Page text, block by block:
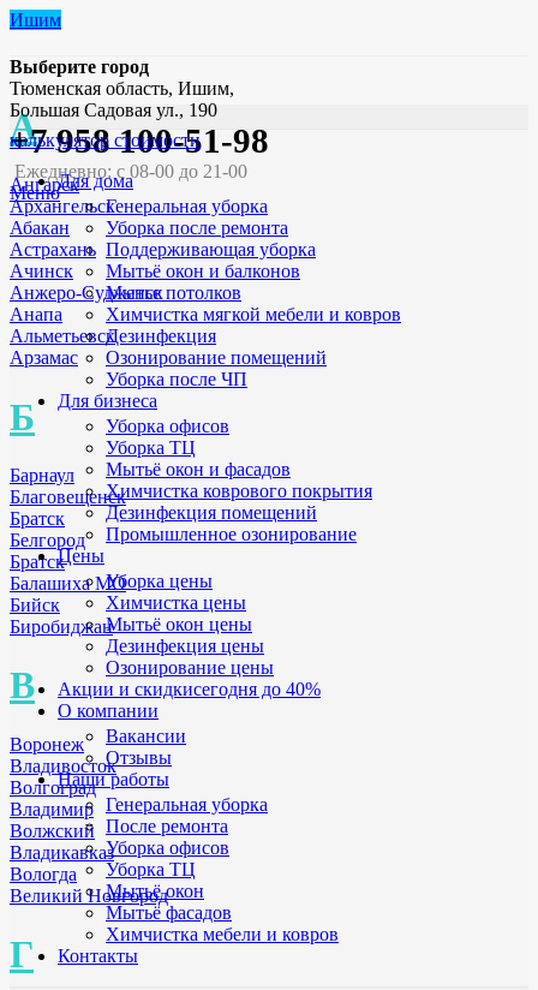
Ишим
Выберите город
А
Ангарск
Архангельск
Абакан
Астрахань
Ачинск
Анжеро-Судженск
Анапа
Альметьевск
Арзамас
Б
Барнаул
Благовещенск
Братск
Белгород
Братск
Балашиха МО
Бийск
Биробиджан
В
Воронеж
Владивосток
Волгоград
Владимир
Волжский
Владикавказ
Вологда
Великий Новгород
Г
Тюменская область, Ишим,
Большая Садовая ул., 190
+7 958 100-51-98
Ежедневно: с 08-00 до 21-00
Меню
калькулятор стоимости
Для дома
Генеральная уборка
Уборка после ремонта
Поддерживающая уборка
Мытьё окон и балконов
Мытье потолков
Химчистка мягкой мебели и ковров
Дезинфекция
Озонирование помещений
Уборка после ЧП
Для бизнеса
Уборка офисов
Уборка ТЦ
Мытьё окон и фасадов
Химчистка коврового покрытия
Дезинфекция помещений
Промышленное озонирование
Цены
Уборка цены
Химчистка цены
Мытьё окон цены
Дезинфекция цены
Озонирование цены
Акции и скидкисегодня до 40%
О компании
Вакансии
Отзывы
Наши работы
Генеральная уборка
После ремонта
Уборка офисов
Уборка ТЦ
Мытьё окон
Мытьё фасадов
Химчистка мебели и ковров
Контакты